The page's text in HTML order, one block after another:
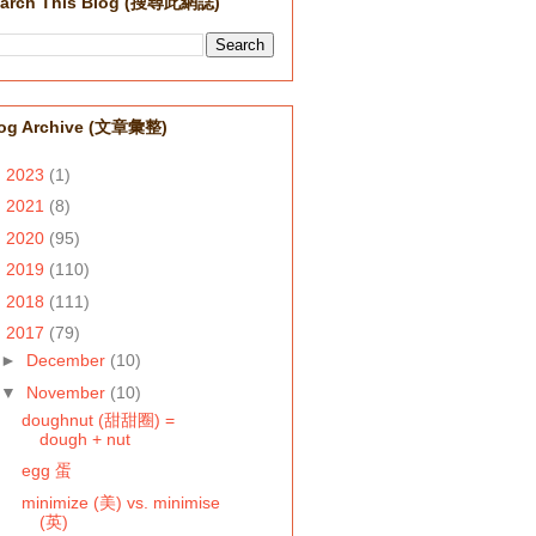
Archive (文章彙整)
2023 (1)
2021 (8)
2020 (95)
2019 (110)
2018 (111)
2017 (79)
► December (10)
▼ November (10)
doughnut (甜甜圈) =
dough + nut
egg 蛋
minimize (美) vs. minimise
(英)